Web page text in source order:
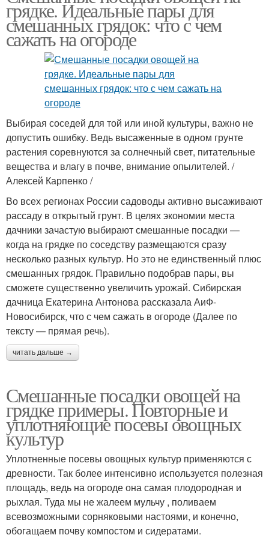
грядке. Идеальные пары для
смешанных грядок: что с чем
сажать на огороде
Выбирая соседей для той или иной культуры, важно не
допустить ошибку. Ведь высаженные в одном грунте
растения соревнуются за солнечный свет, питательные
вещества и влагу в почве, внимание опылителей. /
Алексей Карпенко /
Во всех регионах России садоводы активно высаживают
рассаду в открытый грунт. В целях экономии места
дачники зачастую выбирают смешанные посадки —
когда на грядке по соседству размещаются сразу
несколько разных культур. Но это не единственный плюс
смешанных грядок. Правильно подобрав пары, вы
сможете существенно увеличить урожай. Сибирская
дачница Екатерина Антонова рассказала АиФ-
Новосибирск, что с чем сажать в огороде (Далее по
тексту — прямая речь).
читать дальше →
Смешанные посадки овощей на
грядке примеры. Повторные и
уплотняющие посевы овощных
культур
Уплотненные посевы овощных культур применяются с
древности. Так более интенсивно используется полезная
площадь, ведь на огороде она самая плодородная и
рыхлая. Туда мы не жалеем мульчу , поливаем
всевозможными сорняковыми настоями, и конечно,
обогащаем почву компостом и сидератами.